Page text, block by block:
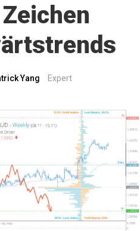
Yang Expert